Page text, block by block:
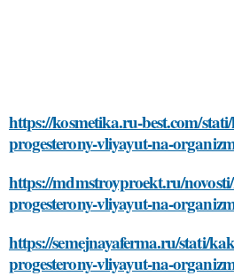
https://kosmetika.ru-best.com/
progesterony-vliyayut-na-
https://mdmstroyproekt.ru/
progesterony-vliyayut-na-
https://semejnayaferma.ru/stati/
progesterony-vliyayut-na-